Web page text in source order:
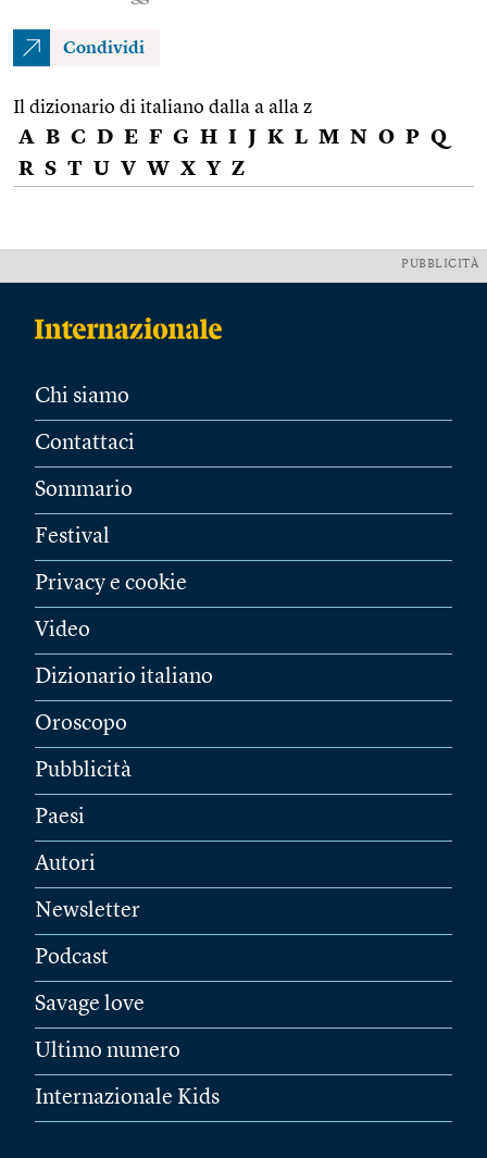
Condividi
Il dizionario di italiano dalla a alla z
A B C D E F G H I J K L M N O P Q
R S T U V W X Y Z
PUBBLICITÀ
Chi siamo
Contattaci
Sommario
Festival
Privacy e cookie
Video
Dizionario italiano
Oroscopo
Pubblicità
Paesi
Autori
Newsletter
Podcast
Savage love
Ultimo numero
Internazionale Kids